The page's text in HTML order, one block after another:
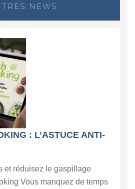
NEWS
: L’ASTUCE ANTI-
et réduisez le gaspillage
Vous manquez de temps